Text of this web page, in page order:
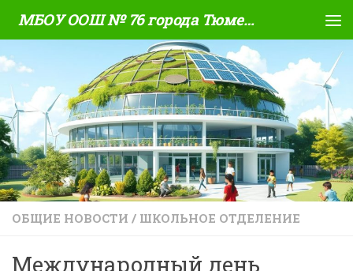
Skip to content МБОУ ООШ № 76 города Тюмени
ОБЩИЕ НОВОСТИ / ШКОЛЬНОЕ ОТДЕЛЕНИЕ
Международный день